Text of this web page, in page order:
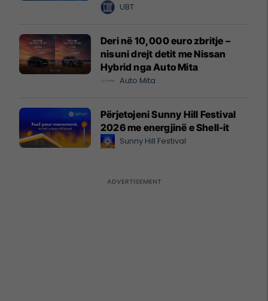
UBT
Deri në 10,000 euro zbritje –
nisuni drejt detit me Nissan
Hybrid nga Auto Mita
Auto Mita
Përjetojeni Sunny Hill Festival
2026 me energjinë e Shell-it
Sunny Hill Festival